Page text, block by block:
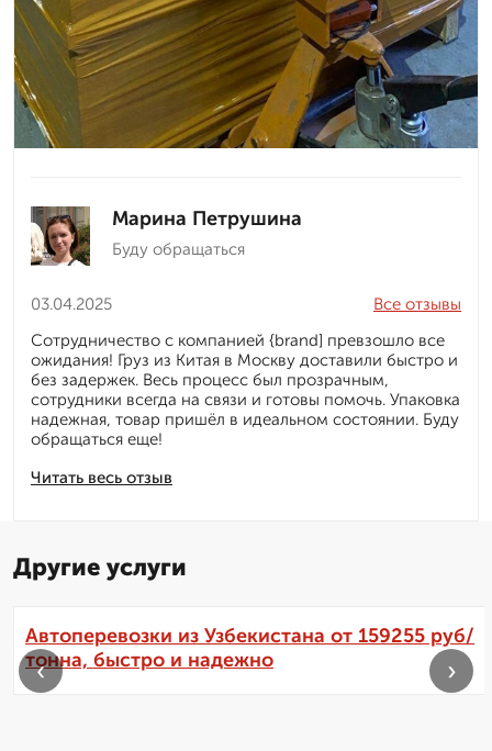
Марина Петрушина
Буду обращаться
03.04.2025
Читать весь отзыв
Все отзывы
Сотрудничество с компанией {brand] превзошло все
ожидания! Груз из Китая в Москву доставили быстро и
без задержек. Весь процесс был прозрачным,
сотрудники всегда на связи и готовы помочь. Упаковка
надежная, товар пришёл в идеальном состоянии. Буду
обращаться еще!
Другие услуги
Автоперевозки из Узбекистана от 159255 руб/
тонна, быстро и надежно
‹ ›